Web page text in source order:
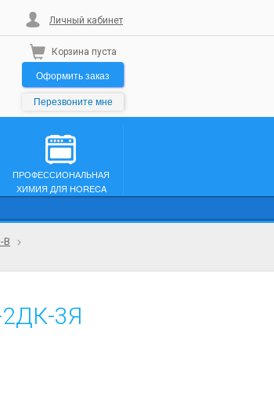
Личный кабинет
Корзина пуста
Оформить заказ
Перезвоните мне
ПРОФЕССИОНАЛЬНАЯ
ХИМИЯ ДЛЯ HORECA
В
3Я